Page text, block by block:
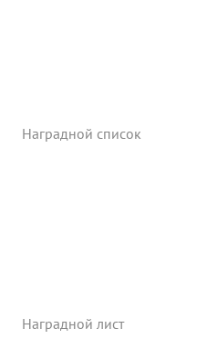
Наградной список
Наградной лист